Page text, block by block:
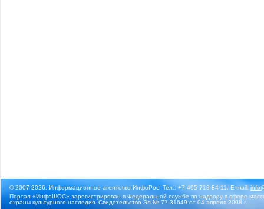
© 2007-2026, Информационное агентство ИнфоРос. Тел.: +7 495 718-84-11, E-mail:
Портал «ИнфоШОС» зарегистрирован в Федеральной службе по надзору в сфере
охраны культурного наследия. Свидетельство Эл № 77-31649 от 04 апреля 2008 г.